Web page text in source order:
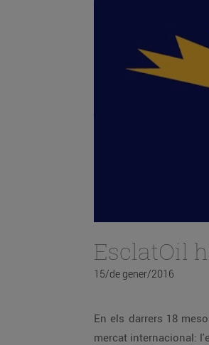
EsclatOil
15/de gener/2016
En els darrers 18
mercat internacional: